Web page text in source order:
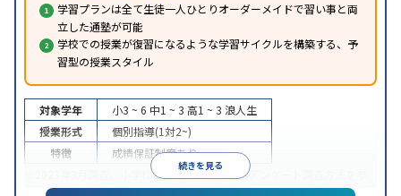
学習プランは全て生徒一人ひとりオーダーメイドで習い事と両
立した通塾が可能
学校での授業が復習になるような学習サイクルを構築する、予
習型の授業スタイル
続きを見る
対象学年 小3 ~ 6 中1 ~ 3 高1 ~ 3 浪人生
授業形式
個別指導(1対2~)
特徴
成績保証制度あり
小学校高学年の個別指導塾アンケート調査方法